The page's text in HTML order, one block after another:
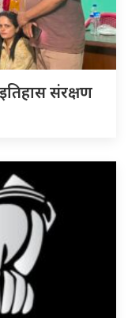
संरक्षण